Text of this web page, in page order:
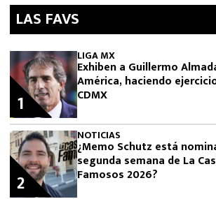
LAS FAVS
LIGA MX
Exhiben a Guillermo
América, haciendo
CDMX
1
NOTICIAS
¿Memo Schutz está
segunda semana de La
Famosos 2026?
2